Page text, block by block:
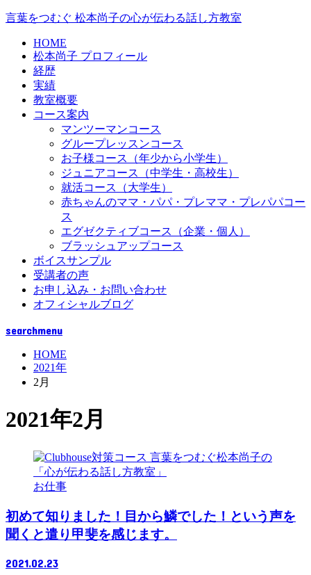
言葉をつむぐ 松本尚子の心が伝わる話し方教室
HOME
松本尚子 プロフィール
経歴
実績
教室概要
コース案内
マンツーマンコース
グループレッスンコース
お子様コース（年少から小学生）
ジュニアコース（中学生・高校生）
就活コース（大学生）
赤ちゃんのママ・パパ・プレママ・プレパパコー
ス
エグゼクティブコース（企業・個人）
ブラッシュアップコース
ボイスサンプル
受講者の声
お申し込み・お問い合わせ
オフィシャルブログ
searchmenu
HOME
2021年
2月
2021年2月
お仕事
初めて知りました！目から鱗でした！という声を
聞くと遣り甲斐を感じます。
2021.02.23